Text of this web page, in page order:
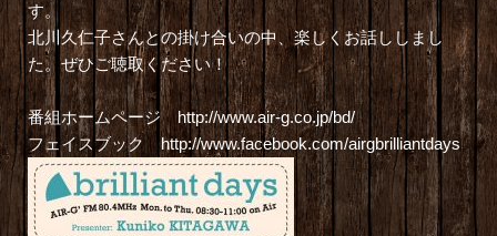
す。
北川久仁子さんとの掛け合いの中、楽しくお話ししまし
た。ぜひご聴取ください！
番組ホームページ http://www.air-g.co.jp/bd/
フェイスブックhttp://www.facebook.com/airgbrilliantdays